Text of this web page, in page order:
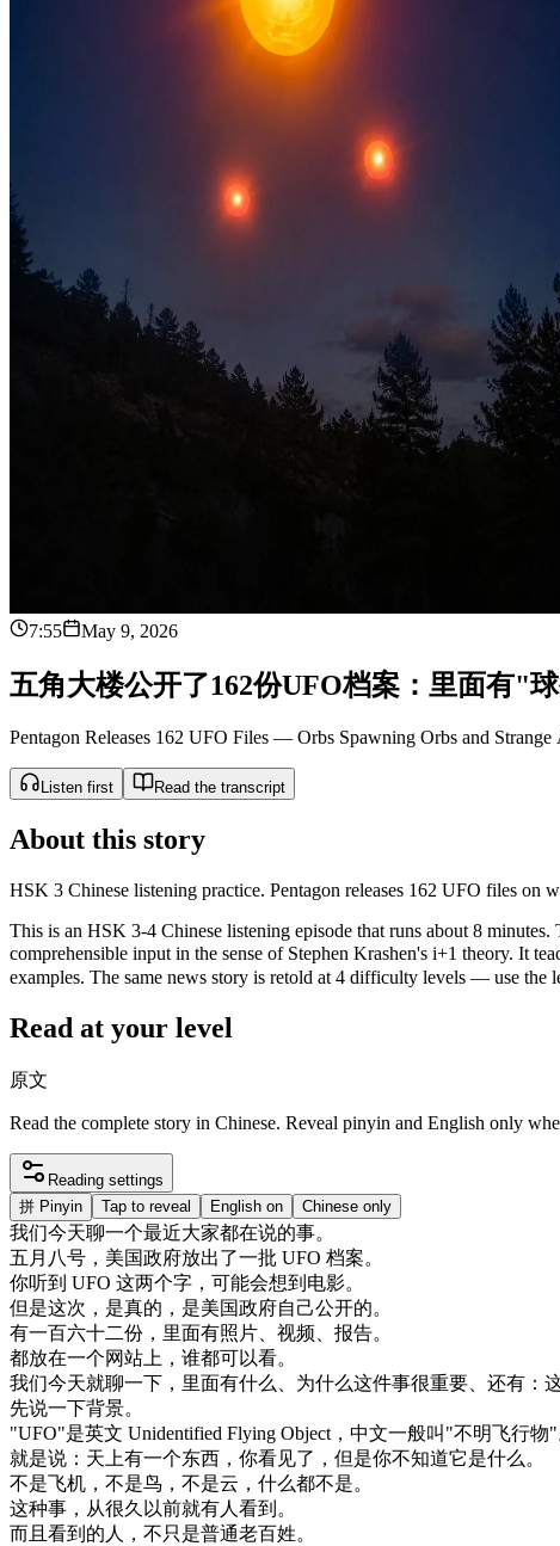
7:55 May 9, 2026
五角大楼公开了162份UFO档案 ： 里面有"球
Pentagon Releases 162 UFO Files — Orbs Spawning Orbs and
Listen first Read the transcript
About this story
HSK 3 Chinese listening practice. Pentagon releases 162 UFO files
This is an HSK 3-4 Chinese listening episode that runs about 8
comprehensible input in the sense of Stephen Krashen's i+1 theory. It
examples. The same news story is retold at 4 difficulty levels — use the
Read at your level
原文
Read the complete story in Chinese. Reveal pinyin and English only
Reading settings
拼 Pinyin Tap to reveal English on Chinese only
我们今天聊一个最近大家都在说的事。
五月 八号 ， 美国政府放出了一批 UFO 档案。
你听到 UFO 这两个字 ， 可能会想到 电影。
但是这次 ， 是真的 ， 是美国政府自己公开的。
有一百六十二份 ， 里面有照片 视频 报告。
都放在一个网站 上 ， 谁都可以看。
我们今天就聊一下 ， 里面有什么 为什么这件事很重要 还有 ：
先说一下背景。
"UFO"是英文 Unidentified Flying Object ， 中文一般叫 "不明飞行物"
就是说 ： 天上有一个东西 ， 你看见了 ， 但是你不知道它是什么 。
不是飞机 ， 不是鸟 ， 不是云 ， 什么都不是。
这种事 ， 从很久 以前就有人 看到 。
而且 看到 的 人 ， 不只是普通老百姓。